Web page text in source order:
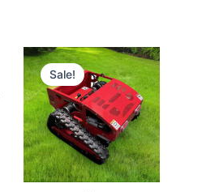
す。
オ
プ
シ
ョ
ン
は
Sale!
価
格
帯:
$1,600.00
–
$2,000.00
こ
の
商
品
に
は
複